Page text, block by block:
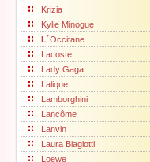
Krizia
Kylie Minogue
L´Occitane
Lacoste
Lady Gaga
Lalique
Lamborghini
Lancôme
Lanvin
Laura Biagiotti
Loewe